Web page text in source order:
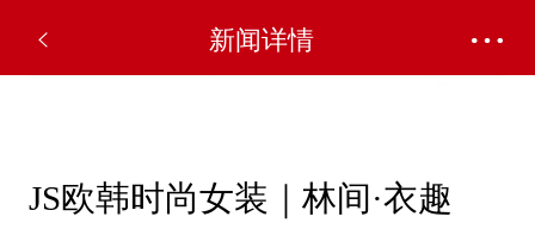
新闻详情
JS欧韩时尚女装｜林间·衣趣